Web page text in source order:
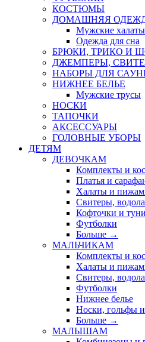
КОСТЮМЫ
ДОМАШНЯЯ
Мужские халаты
Одежда для сна
БРЮКИ, ТРИКО И
ДЖЕМПЕРЫ,
НАБОРЫ ДЛЯ
НИЖНЕЕ БЕЛЬЕ
Мужские трусы
НОСКИ
ТАПОЧКИ
АКСЕССУАРЫ
ГОЛОВНЫЕ УБОРЫ
ДЕТЯМ
ДЕВОЧКАМ
Комплекты и
Платья и
Халаты и
Свитеры,
Кофточки и
Футболки
Больше →
МАЛЬЧИКАМ
Комплекты и
Халаты и
Свитеры,
Футболки
Нижнее белье
Носки, гольфы и
Больше →
МАЛЫШАМ